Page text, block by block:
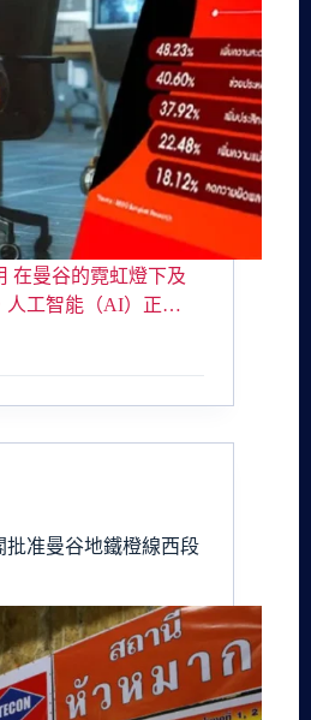
在曼谷的霓虹燈下及
人工智能（AI）正…
批准曼谷地鐵橙線西段